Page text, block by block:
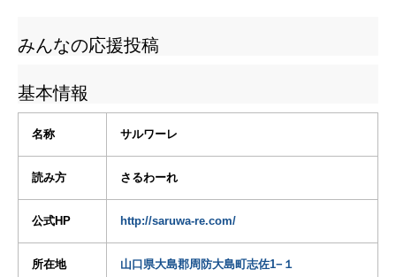
みんなの応援投稿
基本情報
名称 サルワーレ
読み方 さるわーれ
公式HP http://saruwa-re.com/
所在地 山口県大島郡周防大島町志佐1−１